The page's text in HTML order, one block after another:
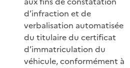
d’infraction et de
verbalisation automatisée
du titulaire du certificat
d’immatriculation du
véhicule, conformément à